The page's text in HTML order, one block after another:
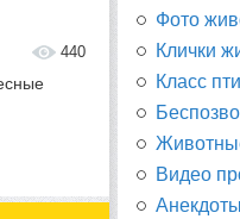
440
Фото
Клички
Класс
Видео